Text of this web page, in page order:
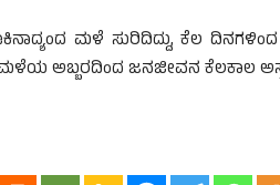
ಮಳೆ ಸುರಿದಿದ್ದು, ಕೆಲ
ಅಬ್ಬರದಿಂದ ಜನಜೀವನ ಕೆಲಕಾಲ